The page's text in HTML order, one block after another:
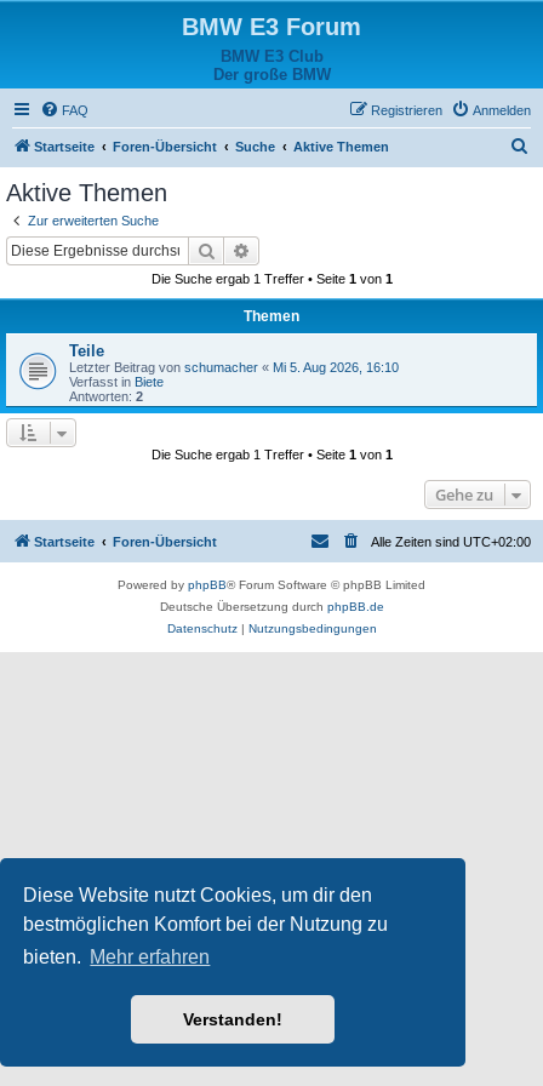
Diese Website nutzt Cookies, um dir den
bestmöglichen Komfort bei der Nutzung zu
bieten. Mehr erfahren
Verstanden!
BMW E3 Forum
BMW E3 Club
Der große BMW
FAQ Anmelden
Registrieren
Startseite Foren-Übersicht Suche Aktive Themen
Aktive Themen
Zur erweiterten Suche
Suche
Die Suche ergab 1 Treffer • Seite 1von 1
Themen
Teile
Letzter Beitrag von schumacher « Mi 5. Aug 2026, 16:10
Verfasst in Biete
Antworten: 2
Die Suche ergab 1 Treffer • Seite 1von 1
Gehe zu
Startseite Foren-Übersicht Alle Zeiten sind UTC+02:00
Powered by phpBB® Forum Software © phpBB Limited
Deutsche Übersetzung durch phpBB.de
Datenschutz| Nutzungsbedingungen